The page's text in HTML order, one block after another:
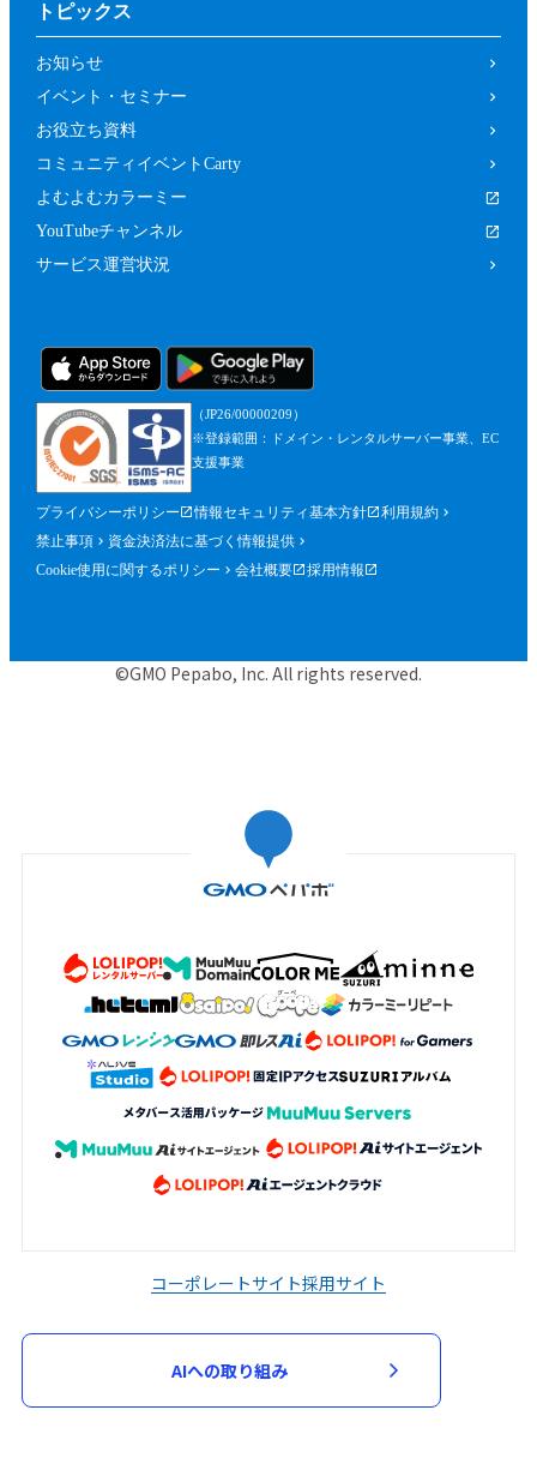
て、法定代理人、後見人､保佐人又は補
カラーミーショップ利用規約、又は当社
の運営するサービスの利用規約に違反し
ている方又は違反するおそれがあると当
社が判断した方
前２項のため、当社は、参加者（参加の申
し込みをした者を含みます。）に対し、当
確認するための情報（法定代理人の連絡先
を含みます。）が確認できるものを含むが
これに限られません。）の提出を求めるこ
とができるものとし、参加者はこれに従う
ものとします。
第５条（参加申込）
参加申込は、当社が提供する申込専用ペー
当社は、前項に基づく参加申込について承
トの参加に関する契約（以下「参加契約」
といいます。）が成立するものとします。
当社は、申込者に対し、第１項に基づく参
合、当該審査のため必要な資料の提出を求
める場合があります。申込者は、当社から
資料の提出を求められた場合には、速やか
に指定された資料を提出するものとしま
加申込を承諾せず又は参加契約を取り消す
ことができるものとします。
偽、不正確又は誤りがあった場合
するサービスの利用停止等の処分を受け
ている場合
第３項に基づく資料の提出がない場合
トピックス
お知らせ
イベント・セミナー
お役立ち資料
コミュニティイベントCarty
よむよむカラーミー
YouTubeチャンネル
サービス運営状況
（JP26/00000209）
※登録範囲：ドメイン・レンタルサーバー事業、EC
支援事業
プライバシーポリシー 情報セキュリティ基本方針
利用規約
禁止事項
資金決済法に基づく情報提供
Cookie使用に関するポリシー
会社概要 採用情報
©GMO Pepabo, Inc. All rights reserved.
コーポレートサイト採用サイト
AIへの取り組み